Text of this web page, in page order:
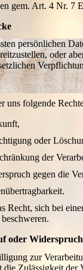
gem. Art. 4 Nr. 7
persönlichen
oder
uns folgende
oder
der
gegen die
Recht, sich bei
oder
zur
Zulässigkeit der